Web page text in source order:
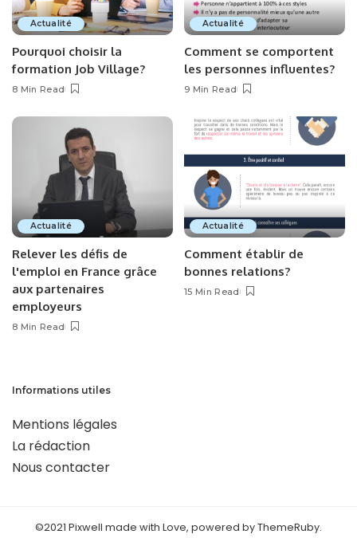
Actualité
Pourquoi choisir la
formation Job Village?
8 Min Read
Actualité
Comment se comportent
les personnes influentes?
9 Min Read
Actualité
Relever les défis de
l'emploi en France grâce
aux partenaires
employeurs
8 Min Read
Actualité
Comment établir de
bonnes relations?
15 Min Read
Informations utiles
Mentions légales
La rédaction
Nous contacter
©2021 Pixwell made with Love, powered by ThemeRuby.